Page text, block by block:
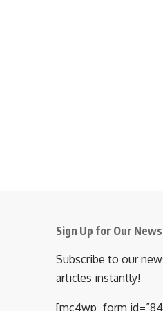
Sign Up for Our
Subscribe to our
articles instantly!
[mc4wp_form